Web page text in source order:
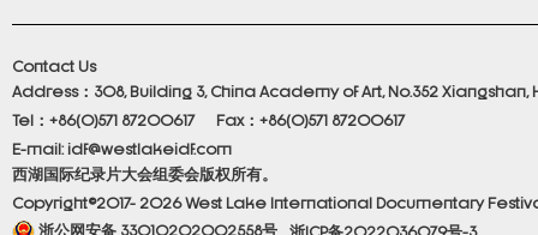
Contact Us
Address：308, Building 3, China Academy of Art, No.352 Xiangshan,
Tel：+86(0)571 87200617 Fax：+86(0)571 87200617
E-mail: idf@westlakeidf.com
西湖国际纪录片大会组委会版权所有。
Copyright©2017- 2026 West Lake International Documentary
浙公网安备 33010202002558号
浙ICP备2022036079号-3